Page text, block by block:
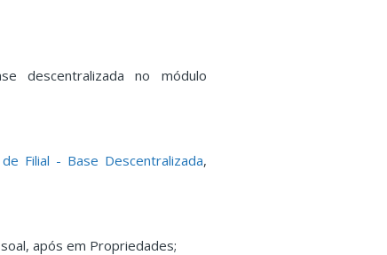
descentralizada no módulo
Filial - Base Descentralizada,
após em Propriedades;